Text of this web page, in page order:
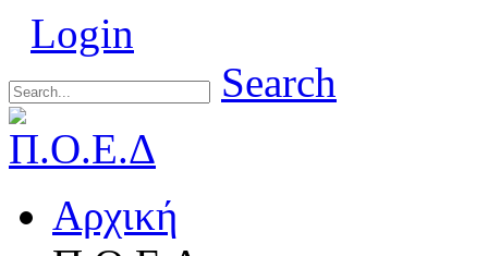
Login
Search
Αρχική